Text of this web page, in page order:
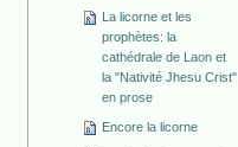
La licorne et les
prophètes: la
cathédrale de Laon et
la "Nativité Jhesu Crist"
en prose
Encore la licorne